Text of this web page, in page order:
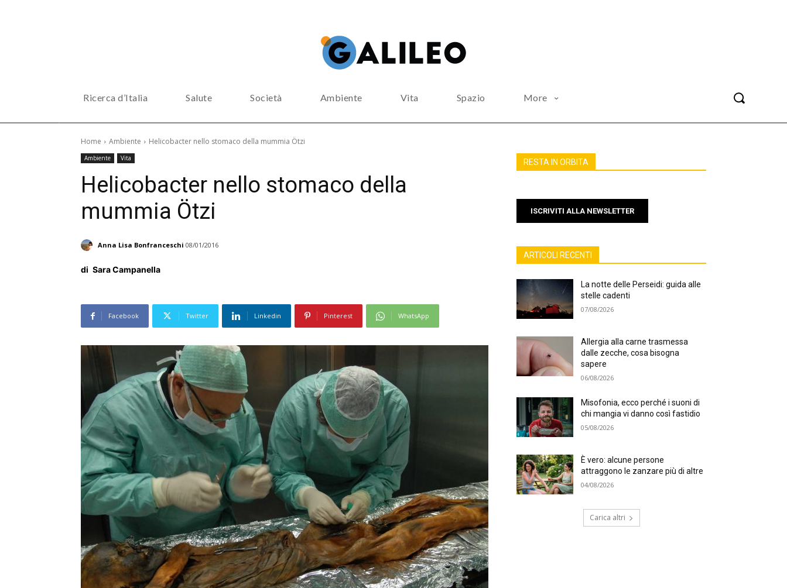
Ricerca d’Italia Salute Società Ambiente Vita Spazio More
Home Ambiente Helicobacter nello stomaco della mummia Ötzi
Ambiente Vita
Helicobacter nello stomaco della
mummia Ötzi
Anna Lisa Bonfranceschi 08/01/2016
di Sara Campanella
Facebook Twitter Linkedin Pinterest WhatsApp
RESTA IN ORBITA
ISCRIVITI ALLA NEWSLETTER
ARTICOLI RECENTI
La notte delle Perseidi: guida alle
stelle cadenti
07/08/2026
Allergia alla carne trasmessa
dalle zecche, cosa bisogna
sapere
06/08/2026
Misofonia, ecco perché i suoni di
chi mangia vi danno così fastidio
05/08/2026
È vero: alcune persone
attraggono le zanzare più di altre
04/08/2026
Carica altri